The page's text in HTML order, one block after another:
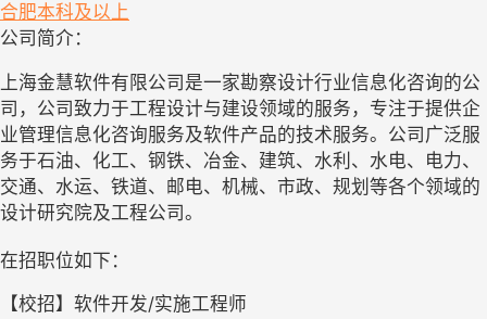
合肥本科及以上
公司简介：
上海金慧软件有限公司是一家勘察设计行业信息化咨询的公
司，公司致力于工程设计与建设领域的服务，专注于提供企
业管理信息化咨询服务及软件产品的技术服务。公司广泛服
务于石油、化工、钢铁、冶金、建筑、水利、水电、电力、
交通、水运、铁道、邮电、机械、市政、规划等各个领域的
设计研究院及工程公司。
在招职位如下：
【校招】软件开发/实施工程师